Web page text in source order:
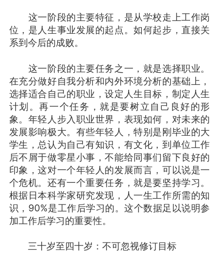
这一阶段的主要特征，是从学校走上工作岗
位，是人生事业发展的起点。如何起步，直接关
系到今后的成败。
这一阶段的主要任务之一，就是选择职业。
在充分做好自我分析和内外环境分析的基础上，
选择适合自己的职业，设定人生目标，制定人生
计划。再一个任务，就是要树立自己良好的形
象。年轻人步入职业世界，表现如何，对未来的
发展影响极大。有些年轻人，特别是刚毕业的大
学生，总认为自己有知识，有文化，到单位工作
后不屑于做零星小事，不能给同事们留下良好的
印象，这对一个年轻人的发展而言，可以说是一
个危机。还有一个重要任务，就是要坚持学习。
根据日本科学家研究发现，人一生工作所需的知
识，90%是工作后学习的。这个数据足以说明参
加工作后学习的重要性。
三十岁至四十岁：不可忽视修订目标